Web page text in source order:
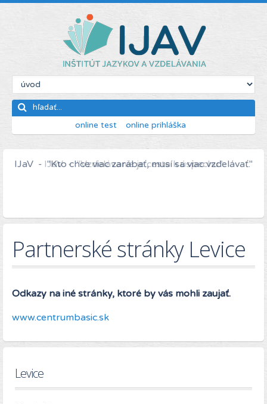
online test online prihláška
IJaV - "Kto chce viac zarábať, musí sa viac vzdelávať."
Partnerské stránky Levice
Odkazy na iné stránky, ktoré by vás mohli zaujať.
www.centrumbasic.sk
Levice